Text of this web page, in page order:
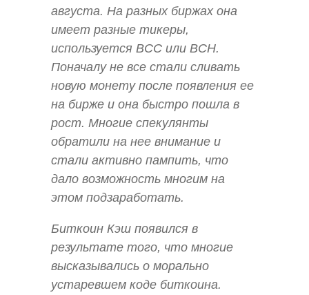
августа. На разных биржах она
имеет разные тикеры,
используется BCC или BCH.
Поначалу не все стали сливать
новую монету после появления ее
на бирже и она быстро пошла в
рост. Многие спекулянты
обратили на нее внимание и
стали активно пампить, что
дало возможность многим на
этом подзаработать.
Биткоин Кэш появился в
результате того, что многие
высказывались о морально
устаревшем коде биткоина.